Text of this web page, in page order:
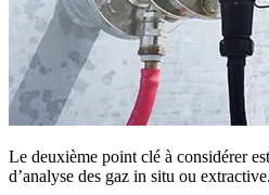
Le deuxième point clé à considérer
d’analyse des gaz in situ ou extractive.